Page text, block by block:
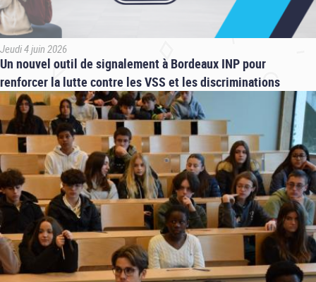
Jeudi 4 juin 2026
Un nouvel outil de signalement à Bordeaux INP pour
renforcer la lutte contre les VSS et les discriminations